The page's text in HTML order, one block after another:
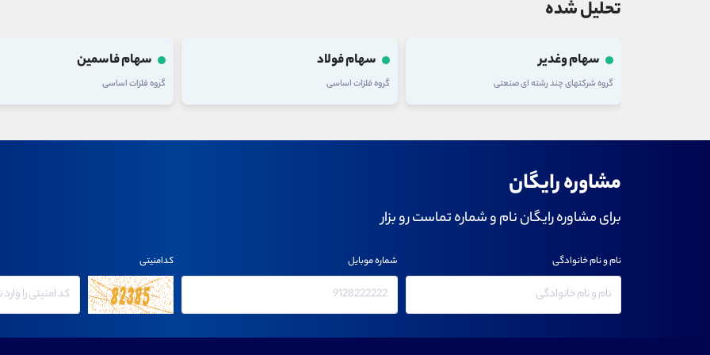
تحلیل شده
سهام وغدیر
گروه شرکتهای چند رشته ای صنعتی
سهام فولاد
گروه فلزات اساسی
سهام فاسمین
گروه فلزات اساسی
مشاوره رایگان
برای مشاوره رایگان نام و شماره تماست رو بزار
نام و نام خانوادگی شماره موبایل کدامنیتی